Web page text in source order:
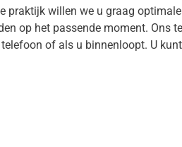
praktijk willen we u graag
op het passende moment. Ons
of als u binnenloopt. U